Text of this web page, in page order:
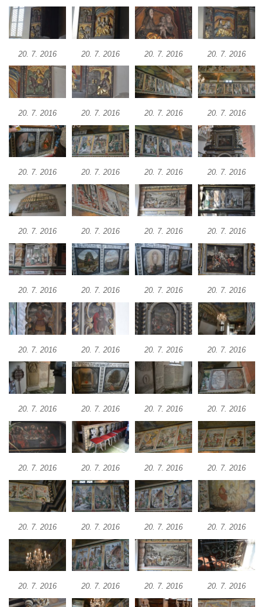
Márnice na hřbitově v Opočně u Loun
Kostel Nanebevzetí Panny Marie v Opočně
Kostel svaté Barbory v Otvicích
Kostel svatého archanděla Michaela ve
Všestudech
Kostel svatého Václava ve Strupčicích
Kaple v Michalovicích
Kostel svatého Mikuláše ve Velkých
Žernosekách
Kaple svatého Huberta u hradiště Hrádek u
Libochovan
Kostel Narození Panny Marie v
Libochovanech
Kostel svatého Jana Nepomuckého ve
Starých Křečanech
Kostel svatého Václava v Srbské Kamenici
Kostel svatého Kryštofa v Kryštofově Údolí
Hrobka rodiny Havlovy na hřbitově v
Chloumku v Mělníku
Kaple svatého Jana Nepomuckého na
Chloumečku v Mělníku
Hřbitovní kaple v Trávníku
Hřbitovní kaple ve Svoru
Kaple na rozcestí v jižní části Budyně nad
Ohří
Kaple v centru Roudníčku
20. 7. 2016 20. 7. 2016 20. 7. 2016 20. 7. 2016
20. 7. 2016 20. 7. 2016 20. 7. 2016 20. 7. 2016
20. 7. 2016 20. 7. 2016 20. 7. 2016 20. 7. 2016
20. 7. 2016 20. 7. 2016 20. 7. 2016 20. 7. 2016
20. 7. 2016 20. 7. 2016 20. 7. 2016 20. 7. 2016
20. 7. 2016 20. 7. 2016 20. 7. 2016 20. 7. 2016
20. 7. 2016 20. 7. 2016 20. 7. 2016 20. 7. 2016
20. 7. 2016 20. 7. 2016 20. 7. 2016 20. 7. 2016
20. 7. 2016 20. 7. 2016 20. 7. 2016 20. 7. 2016
20. 7. 2016 20. 7. 2016 20. 7. 2016 20. 7. 2016